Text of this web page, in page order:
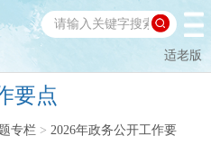
适老版
要点
专栏 > 2026年政务公开工作要